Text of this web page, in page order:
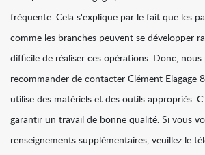
fréquente. Cela s'explique par le fait que les
comme les branches peuvent se développer
difficile de réaliser ces opérations. Donc,
recommander de contacter Clément Elagage
utilise des matériels et des outils appropriés.
garantir un travail de bonne qualité. Si vous
renseignements supplémentaires, veuillez le